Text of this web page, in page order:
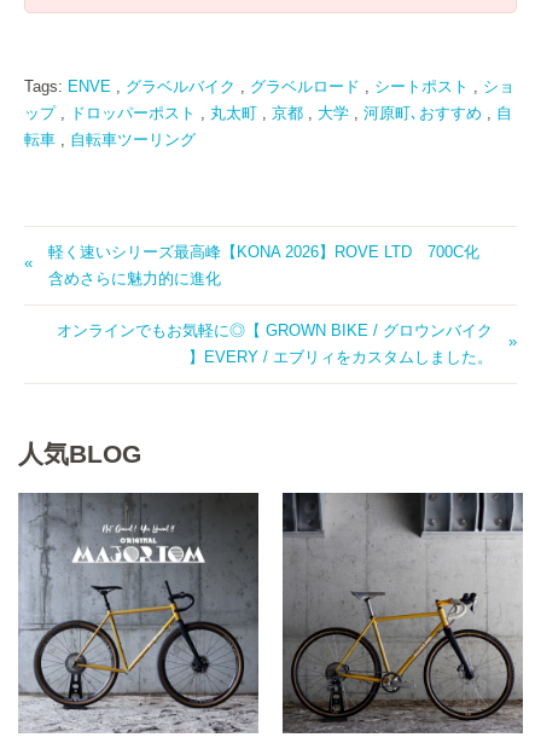
Tags: ENVE グラベルバイク グラベルロード シートポスト
ショ
ップ, ドロッパーポスト 丸太町 京都 大学 河原町､おすすめ
自
転車
自転車ツーリング
軽く速いシリーズ最高峰【KONA 2026】ROVE LTD 700C化
含めさらに魅力的に進化
オンラインでもお気軽に◎【 GROWN BIKE / グロウンバイク
】EVERY / エブリィをカスタムしました。
人気BLOG